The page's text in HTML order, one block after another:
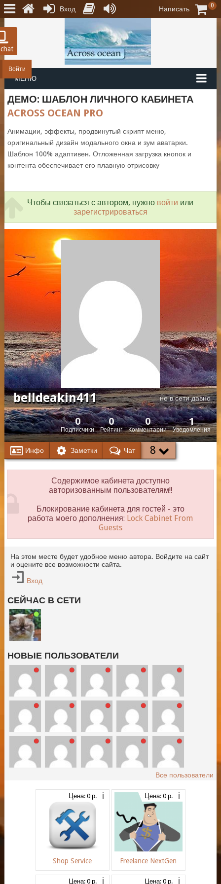
Войти
МЕНЮ
ДЕМО: ШАБЛОН ЛИЧНОГО КАБИНЕТА
ACROSS OCEAN PRO
Анимации, эффекты, продвинутый скрипт меню,
оригинальный дизайн модального окна и зум аватарки.
Шаблон 100% адаптивен. Отложенная загрузка кнопок и
контента обеспечивает его плавную отрисовку
Чтобы связаться с автором, нужно войти или
зарегистрироваться
belldeakin411 не в сети давно
Подписчики
0
Рейтинг
0
Комментарии
0
Уведомления
1
Инфо Заметки Чат 8
Содержимое кабинета доступно
авторизованным пользователям!!
Блокирование кабинета для гостей - это
работа моего дополнения: Lock Cabinet From
Guests
На этом месте будет удобное меню автора. Войдите на сайт
и оцените все возможности сайта.
Вход
СЕЙЧАС В СЕТИ
НОВЫЕ ПОЛЬЗОВАТЕЛИ
Все пользователи
Цена: 0 р.
Shop Service
Цена: 0 р.
Freelance NextGen
Цена: 0 р. Цена: 0 р.
Вход Написать 0